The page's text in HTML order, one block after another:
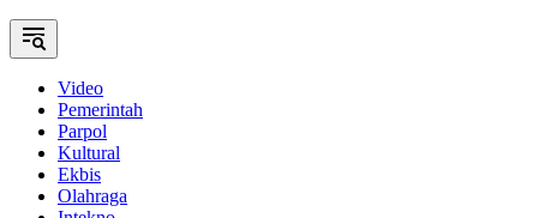
Video
Pemerintah
Parpol
Kultural
Ekbis
Olahraga